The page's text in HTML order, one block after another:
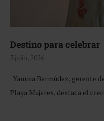
Destino para celebrar
3 julio, 2026
Yamina Bermúdez, gerente
Playa Mujeres, destaca el